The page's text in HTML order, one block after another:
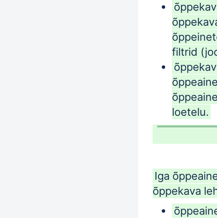
filtrid
loetelu.
Iga
õppekava